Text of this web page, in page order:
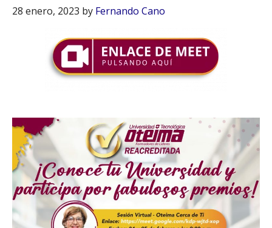
28 enero, 2023 by Fernando Cano